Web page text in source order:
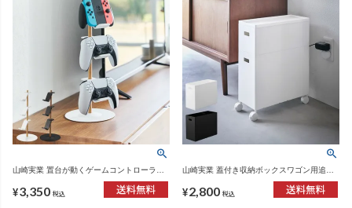
山崎実業 置台が動くゲームコントローラー
収納ラック タワー tower | インテリア雑貨・
タワーシリーズ
¥3,350 税込
山崎実業 蓋付き収納ボックスワゴン用追加
ボックス タワー L tower | インテリア雑貨・
タワーシリーズ
¥2,800 税込